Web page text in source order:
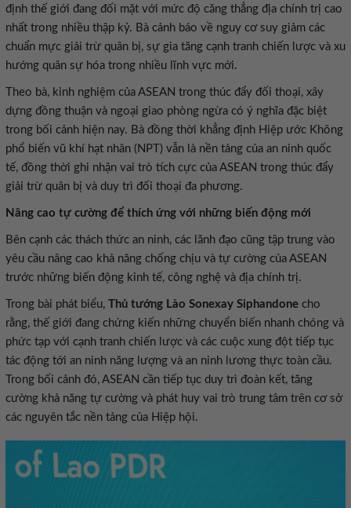
định thế giới đang đối mặt với mức độ căng thẳng địa chính trị cao
nhất trong nhiều thập kỷ. Bà cảnh báo về nguy cơ suy giảm các
chuẩn mực giải trừ quân bị, sự gia tăng cạnh tranh chiến lược và xu
hướng quân sự hóa trong nhiều lĩnh vực mới.
Theo bà, kinh nghiệm của ASEAN trong thúc đẩy đối thoại, xây
dựng đồng thuận và ngoại giao phòng ngừa có ý nghĩa đặc biệt
trong bối cảnh hiện nay. Bà đồng thời khẳng định Hiệp ước Không
phổ biến vũ khí hạt nhân (NPT) vẫn là nền tảng của an ninh quốc
tế, đồng thời ghi nhận vai trò tích cực của ASEAN trong thúc đẩy
giải trừ quân bị và duy trì đối thoại đa phương.
Nâng cao tự cường để thích ứng với những biến động mới
Bên cạnh các thách thức an ninh, các lãnh đạo cũng tập trung vào
yêu cầu nâng cao khả năng chống chịu và tự cường của ASEAN
trước những biến động kinh tế, công nghệ và địa chính trị.
Trong bài phát biểu, Thủ tướng Lào Sonexay Siphandone cho
rằng, thế giới đang chứng kiến những chuyển biến nhanh chóng và
phức tạp với cạnh tranh chiến lược và các cuộc xung đột tiếp tục
tác động tới an ninh năng lượng và an ninh lương thực toàn cầu.
Trong bối cảnh đó, ASEAN cần tiếp tục duy trì đoàn kết, tăng
cường khả năng tự cường và phát huy vai trò trung tâm trên cơ sở
các nguyên tắc nền tảng của Hiệp hội.